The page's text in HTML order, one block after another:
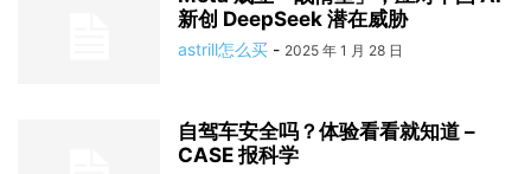
新创 DeepSeek 潜在威胁
astrill怎么买 - 2025 年 1 月 28 日
自驾车安全吗？体验看看就知道 –
CASE 报科学